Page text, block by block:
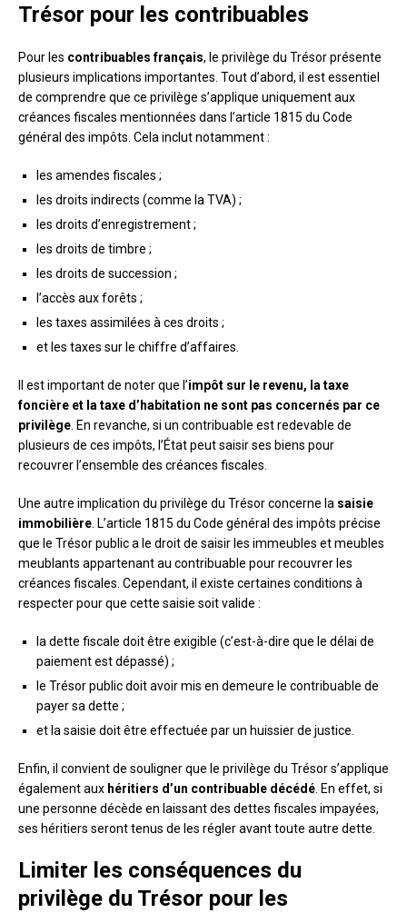
Trésor pour les contribuables
Pour les contribuables français, le privilège du Trésor présente
plusieurs implications importantes. Tout d’abord, il est essentiel
de comprendre que ce privilège s’applique uniquement aux
créances fiscales mentionnées dans l’article 1815 du Code
général des impôts. Cela inclut notamment :
les amendes fiscales ;
les droits indirects (comme la TVA) ;
les droits d’enregistrement ;
les droits de timbre ;
les droits de succession ;
l’accès aux forêts ;
les taxes assimilées à ces droits ;
et les taxes sur le chiffre d’affaires.
Il est important de noter que l’impôt sur le revenu, la taxe
foncière et la taxe d’habitation ne sont pas concernés par ce
privilège . En revanche, si un contribuable est redevable de
plusieurs de ces impôts, l’État peut saisir ses biens pour
recouvrer l’ensemble des créances fiscales.
Une autre implication du privilège du Trésor concerne la saisie
immobilière . L’article 1815 du Code général des impôts précise
que le Trésor public a le droit de saisir les immeubles et meubles
meublants appartenant au contribuable pour recouvrer les
créances fiscales. Cependant, il existe certaines conditions à
respecter pour que cette saisie soit valide :
la dette fiscale doit être exigible (c’est-à-dire que le délai de
paiement est dépassé) ;
le Trésor public doit avoir mis en demeure le contribuable de
payer sa dette ;
et la saisie doit être effectuée par un huissier de justice.
Enfin, il convient de souligner que le privilège du Trésor s’applique
également aux héritiers d’un contribuable décédé . En effet, si
une personne décède en laissant des dettes fiscales impayées,
ses héritiers seront tenus de les régler avant toute autre dette.
Limiter les conséquences du
privilège du Trésor pour les